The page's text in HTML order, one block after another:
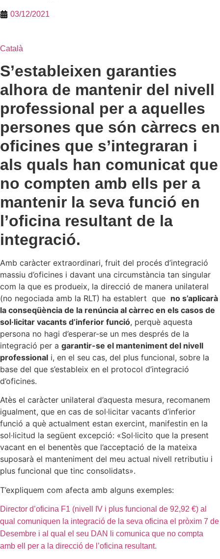
03/12/2021
Català
S’estableixen garanties
alhora de mantenir del nivell
professional per a aquelles
persones que són càrrecs en
oficines que s’integraran i
als quals han comunicat que
no compten amb ells per a
mantenir la seva funció en
l’oficina resultant de la
integració.
Amb caràcter extraordinari, fruit del procés d’integració
massiu d’oficines i davant una circumstància tan singular
com la que es produeix, la direcció de manera unilateral
(no negociada amb la RLT) ha establert que no s’aplicarà
la conseqüència de la renúncia al càrrec en els casos de
sol·licitar vacants d’inferior funció, perquè aquesta
persona no hagi d’esperar-se un mes després de la
integració per a garantir-se el manteniment del nivell
professional i, en el seu cas, del plus funcional, sobre la
base del que s’estableix en el protocol d’integració
d’oficines.
Atès el caràcter unilateral d’aquesta mesura, recomanem
igualment, que en cas de sol·licitar vacants d’inferior
funció a què actualment estan exercint, manifestin en la
sol·licitud la següent excepció: «Sol·licito que la present
vacant en el benentès que l’acceptació de la mateixa
suposarà el manteniment del meu actual nivell retributiu i
plus funcional que tinc consolidats».
T’expliquem com afecta amb alguns exemples:
Director d’oficina F1 (nivell IV i plus funcional de 92,92 €) al
qual comuniquen la integració de la seva oficina el pròxim 7 de
Desembre i al qual el seu DAN li comunica que no compta
amb ell per a la direcció de l’oficina resultant.